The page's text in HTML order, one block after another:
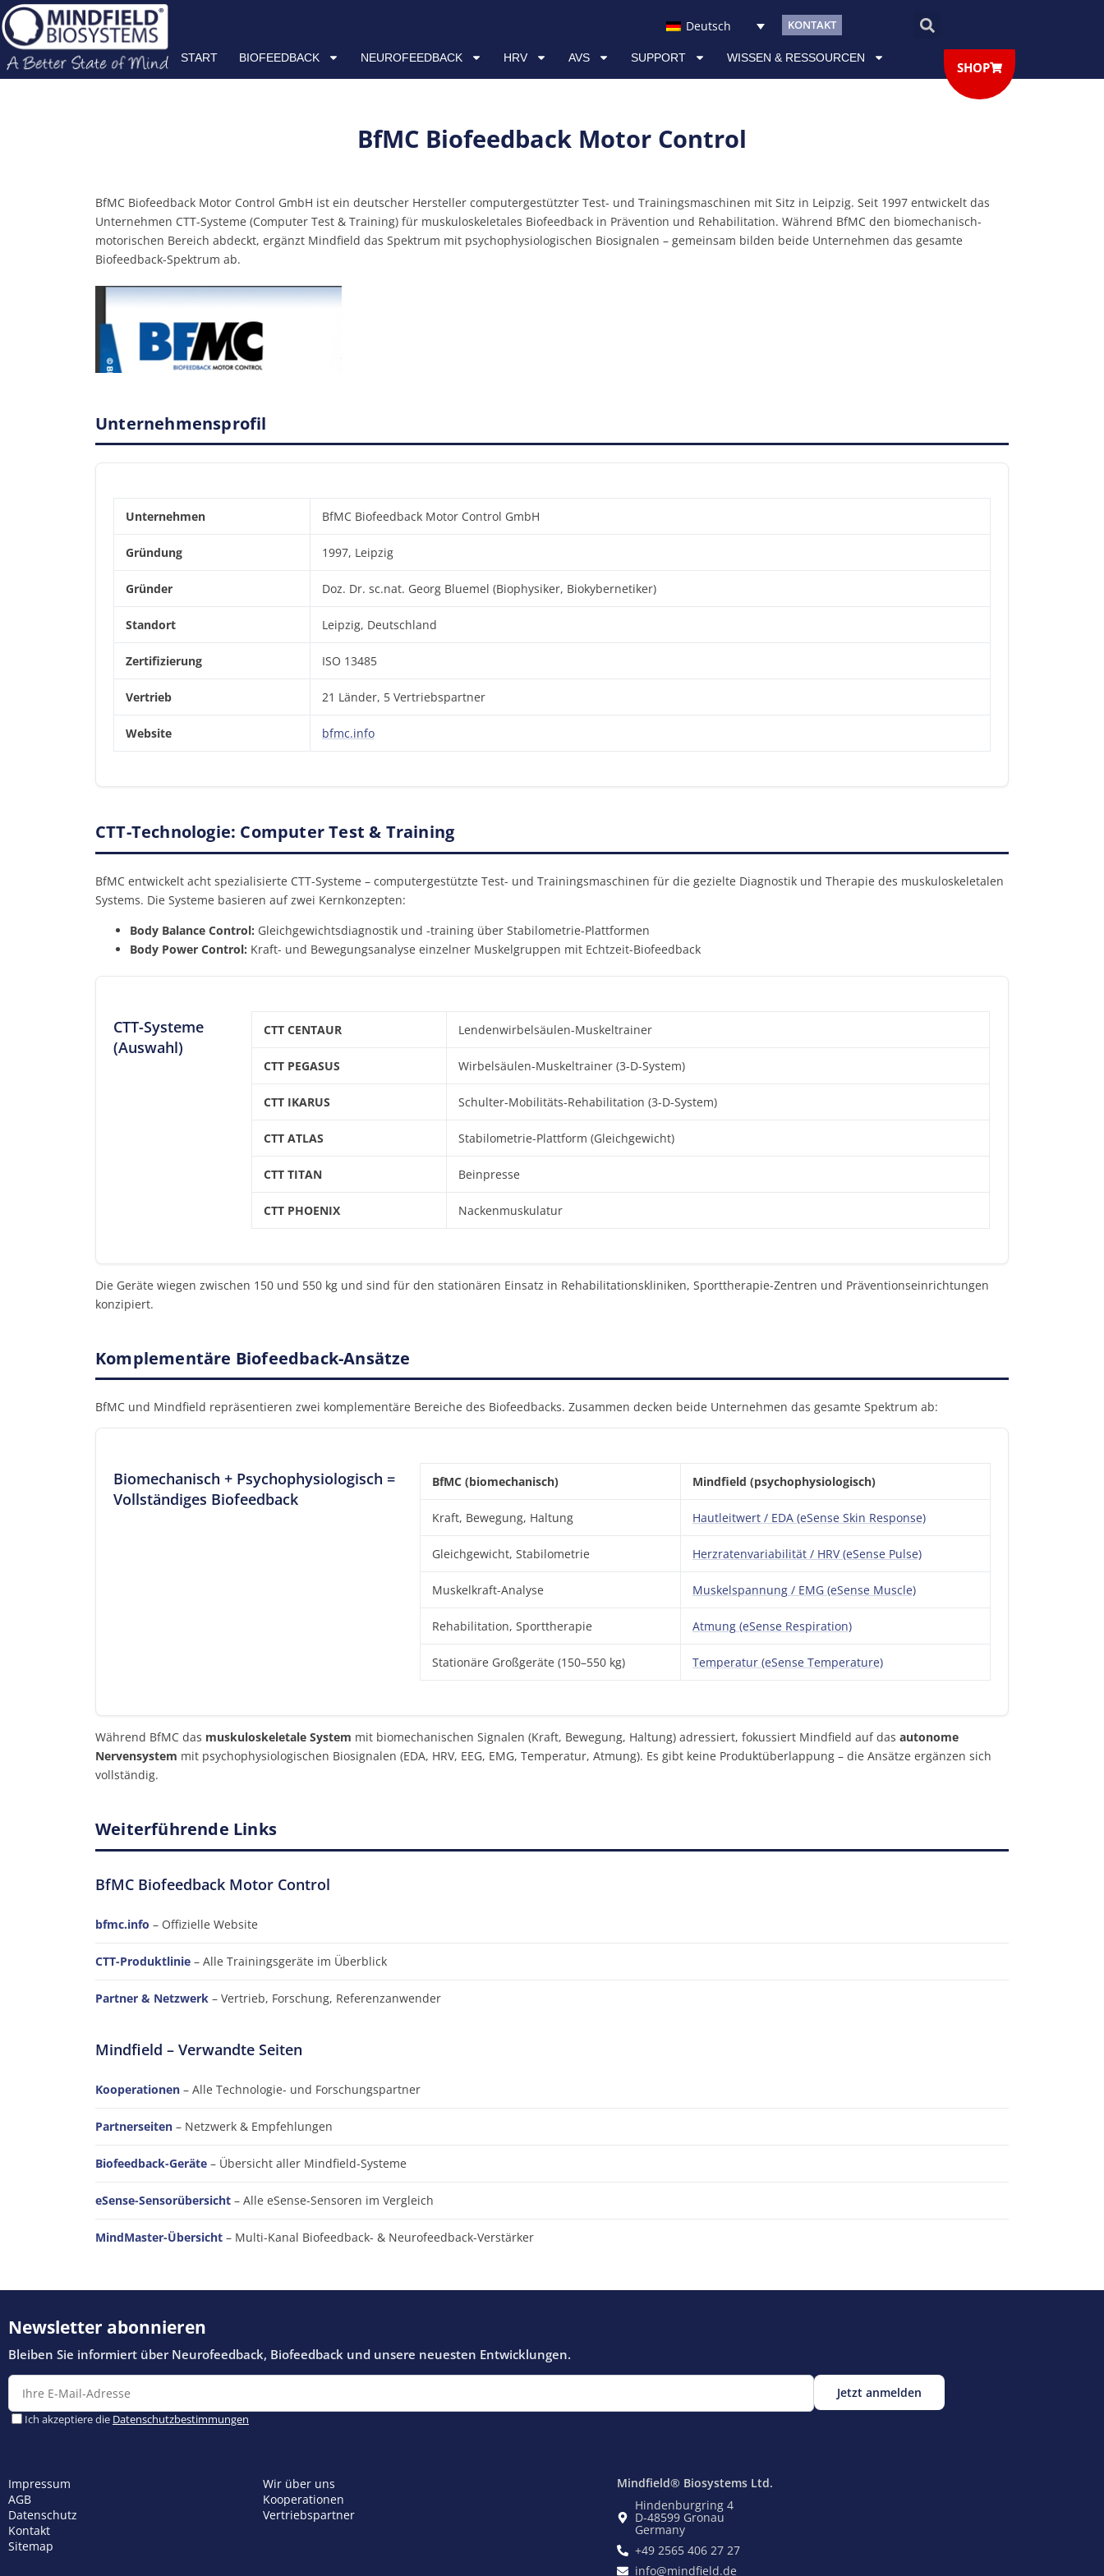
Zum
Inhalt
springen
START BIOFEEDBACK
Deutsch KONTAKT
START BIOFEEDBACK NEUROFEEDBACK HRV AVS SUPPORT WISSEN & RESSOURCEN
SHOP
BfMC Biofeedback Motor Control
BfMC Biofeedback Motor Control GmbH ist ein deutscher Hersteller computergestützter Test- und Trainingsmaschinen mit Sitz in Leipzig. Seit 1997 entwickelt das
Unternehmen CTT-Systeme (Computer Test & Training) für muskuloskeletales Biofeedback in Prävention und Rehabilitation. Während BfMC den biomechanisch-
motorischen Bereich abdeckt, ergänzt Mindfield das Spektrum mit psychophysiologischen Biosignalen – gemeinsam bilden beide Unternehmen das gesamte
Biofeedback-Spektrum ab.
Unternehmensprofil
Unternehmen BfMC Biofeedback Motor Control GmbH
Gründung 1997, Leipzig
Gründer Doz. Dr. sc.nat. Georg Bluemel (Biophysiker, Biokybernetiker)
Standort Leipzig, Deutschland
Zertifizierung ISO 13485
Vertrieb 21 Länder, 5 Vertriebspartner
Website bfmc.info
CTT-Technologie: Computer Test & Training
BfMC entwickelt acht spezialisierte CTT-Systeme – computergestützte Test- und Trainingsmaschinen für die gezielte Diagnostik und Therapie des muskuloskeletalen
Systems. Die Systeme basieren auf zwei Kernkonzepten:
Body Balance Control: Gleichgewichtsdiagnostik und -training über Stabilometrie-Plattformen
Body Power Control: Kraft- und Bewegungsanalyse einzelner Muskelgruppen mit Echtzeit-Biofeedback
CTT-Systeme
(Auswahl)
CTT CENTAUR Lendenwirbelsäulen-Muskeltrainer
CTT PEGASUS Wirbelsäulen-Muskeltrainer (3-D-System)
CTT IKARUS Schulter-Mobilitäts-Rehabilitation (3-D-System)
CTT ATLAS Stabilometrie-Plattform (Gleichgewicht)
CTT TITAN Beinpresse
CTT PHOENIX Nackenmuskulatur
Die Geräte wiegen zwischen 150 und 550 kg und sind für den stationären Einsatz in Rehabilitationskliniken, Sporttherapie-Zentren und Präventionseinrichtungen
konzipiert.
Komplementäre Biofeedback-Ansätze
BfMC und Mindfield repräsentieren zwei komplementäre Bereiche des Biofeedbacks. Zusammen decken beide Unternehmen das gesamte Spektrum ab:
Biomechanisch + Psychophysiologisch =
Vollständiges Biofeedback
BfMC (biomechanisch) Mindfield (psychophysiologisch)
Kraft, Bewegung, Haltung Hautleitwert / EDA (eSense Skin Response)
Gleichgewicht, Stabilometrie Herzratenvariabilität / HRV (eSense Pulse)
Muskelkraft-Analyse Muskelspannung / EMG (eSense Muscle)
Rehabilitation, Sporttherapie Atmung (eSense Respiration)
Stationäre Großgeräte (150–550 kg) Temperatur (eSense Temperature)
Während BfMC das muskuloskeletale System mit biomechanischen Signalen (Kraft, Bewegung, Haltung) adressiert, fokussiert Mindfield auf das autonome
Nervensystem mit psychophysiologischen Biosignalen (EDA, HRV, EEG, EMG, Temperatur, Atmung). Es gibt keine Produktüberlappung – die Ansätze ergänzen sich
vollständig.
Weiterführende Links
BfMC Biofeedback Motor Control
bfmc.info – Offizielle Website
CTT-Produktlinie – Alle Trainingsgeräte im Überblick
Partner & Netzwerk – Vertrieb, Forschung, Referenzanwender
Mindfield – Verwandte Seiten
Kooperationen – Alle Technologie- und Forschungspartner
Partnerseiten – Netzwerk & Empfehlungen
Biofeedback-Geräte – Übersicht aller Mindfield-Systeme
eSense-Sensorübersicht – Alle eSense-Sensoren im Vergleich
MindMaster-Übersicht – Multi-Kanal Biofeedback- & Neurofeedback-Verstärker
Impressum
AGB
Datenschutz
Kontakt
Sitemap
Wir über uns
Kooperationen
Vertriebspartner
Mindfield® Biosystems Ltd.
Hindenburgring 4
D-48599 Gronau
Germany
+49 2565 406 27 27
info@mindfield.de